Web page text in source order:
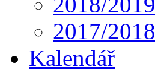
2017/2018
Kalendář